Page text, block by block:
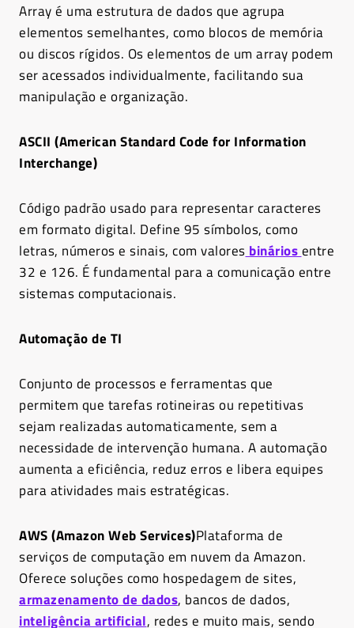
Array é uma estrutura de dados que agrupa
elementos semelhantes, como blocos de memória
ou discos rígidos. Os elementos de um array podem
ser acessados individualmente, facilitando sua
manipulação e organização.
ASCII (American Standard Code for Information
Interchange)
Código padrão usado para representar caracteres
em formato digital. Define 95 símbolos, como
letras, números e sinais, com valores bináriosentre
32 e 126. É fundamental para a comunicação entre
sistemas computacionais.
Automação de TI
Conjunto de processos e ferramentas que
permitem que tarefas rotineiras ou repetitivas
sejam realizadas automaticamente, sem a
necessidade de intervenção humana. A automação
aumenta a eficiência, reduz erros e libera equipes
para atividades mais estratégicas.
AWS (Amazon Web Services)Plataforma de
serviços de computação em nuvem da Amazon.
Oferece soluções como hospedagem de sites,
armazenamento de dados, bancos de dados,
inteligência artificial, redes e muito mais, sendo